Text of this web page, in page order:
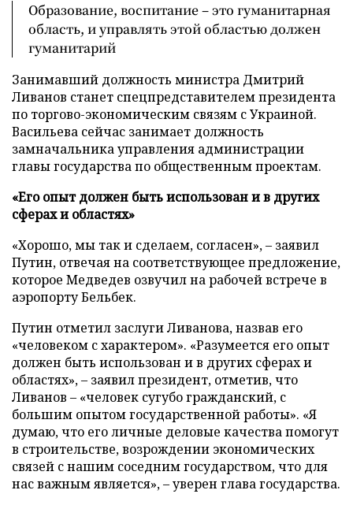
Образование, воспитание – это гуманитарная
область, и управлять этой областью должен
гуманитарий
Занимавший должность министра Дмитрий
Ливанов станет спецпредставителем президента
по торгово-экономическим связям с Украиной.
Васильева сейчас занимает должность
замначальника управления администрации
главы государства по общественным проектам.
«Его опыт должен быть использован и в других
сферах и областях»
«Хорошо, мы так и сделаем, согласен», – заявил
Путин, отвечая на соответствующее предложение,
которое Медведев озвучил на рабочей встрече в
аэропорту Бельбек.
Путин отметил заслуги Ливанова, назвав его
«человеком с характером». «Разумеется его опыт
должен быть использован и в других сферах и
областях», – заявил президент, отметив, что
Ливанов – «человек сугубо гражданский, с
большим опытом государственной работы». «Я
думаю, что его личные деловые качества помогут
в строительстве, возрождении экономических
связей с нашим соседним государством, что для
нас важным является», – уверен глава государства.